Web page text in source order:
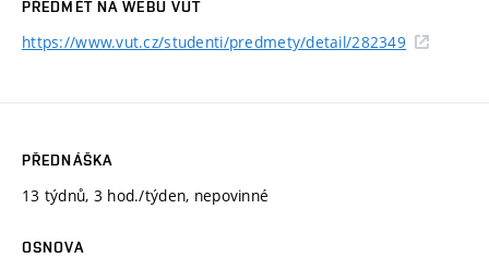
PŘEDMĚT NA WEBU VUT
https://www.vut.cz/studenti/predmety/detail/282349
PŘEDNÁŠKA
13 týdnů, 3 hod./týden, nepovinné
OSNOVA